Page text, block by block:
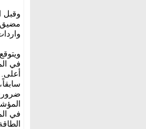
وقبل
مضيق
في
الطاقة